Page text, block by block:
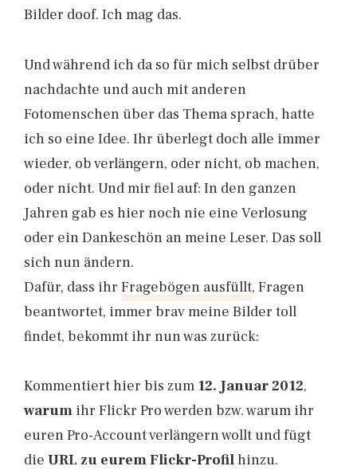
Bilder doof. Ich mag das.
Und während ich da so für mich selbst drüber
nachdachte und auch mit anderen
Fotomenschen über das Thema sprach, hatte
ich so eine Idee. Ihr überlegt doch alle immer
wieder, ob verlängern, oder nicht, ob machen,
oder nicht. Und mir fiel auf: In den ganzen
Jahren gab es hier noch nie eine Verlosung
oder ein Dankeschön an meine Leser. Das soll
sich nun ändern.
Dafür, dass ihr Fragebögen ausfüllt, Fragen
beantwortet, immer brav meine Bilder toll
findet, bekommt ihr nun was zurück:
Kommentiert hier bis zum 12. Januar 2012,
warum ihr Flickr Pro werden bzw. warum ihr
euren Pro-Account verlängern wollt und fügt
die URL zu eurem Flickr-Profilhinzu.